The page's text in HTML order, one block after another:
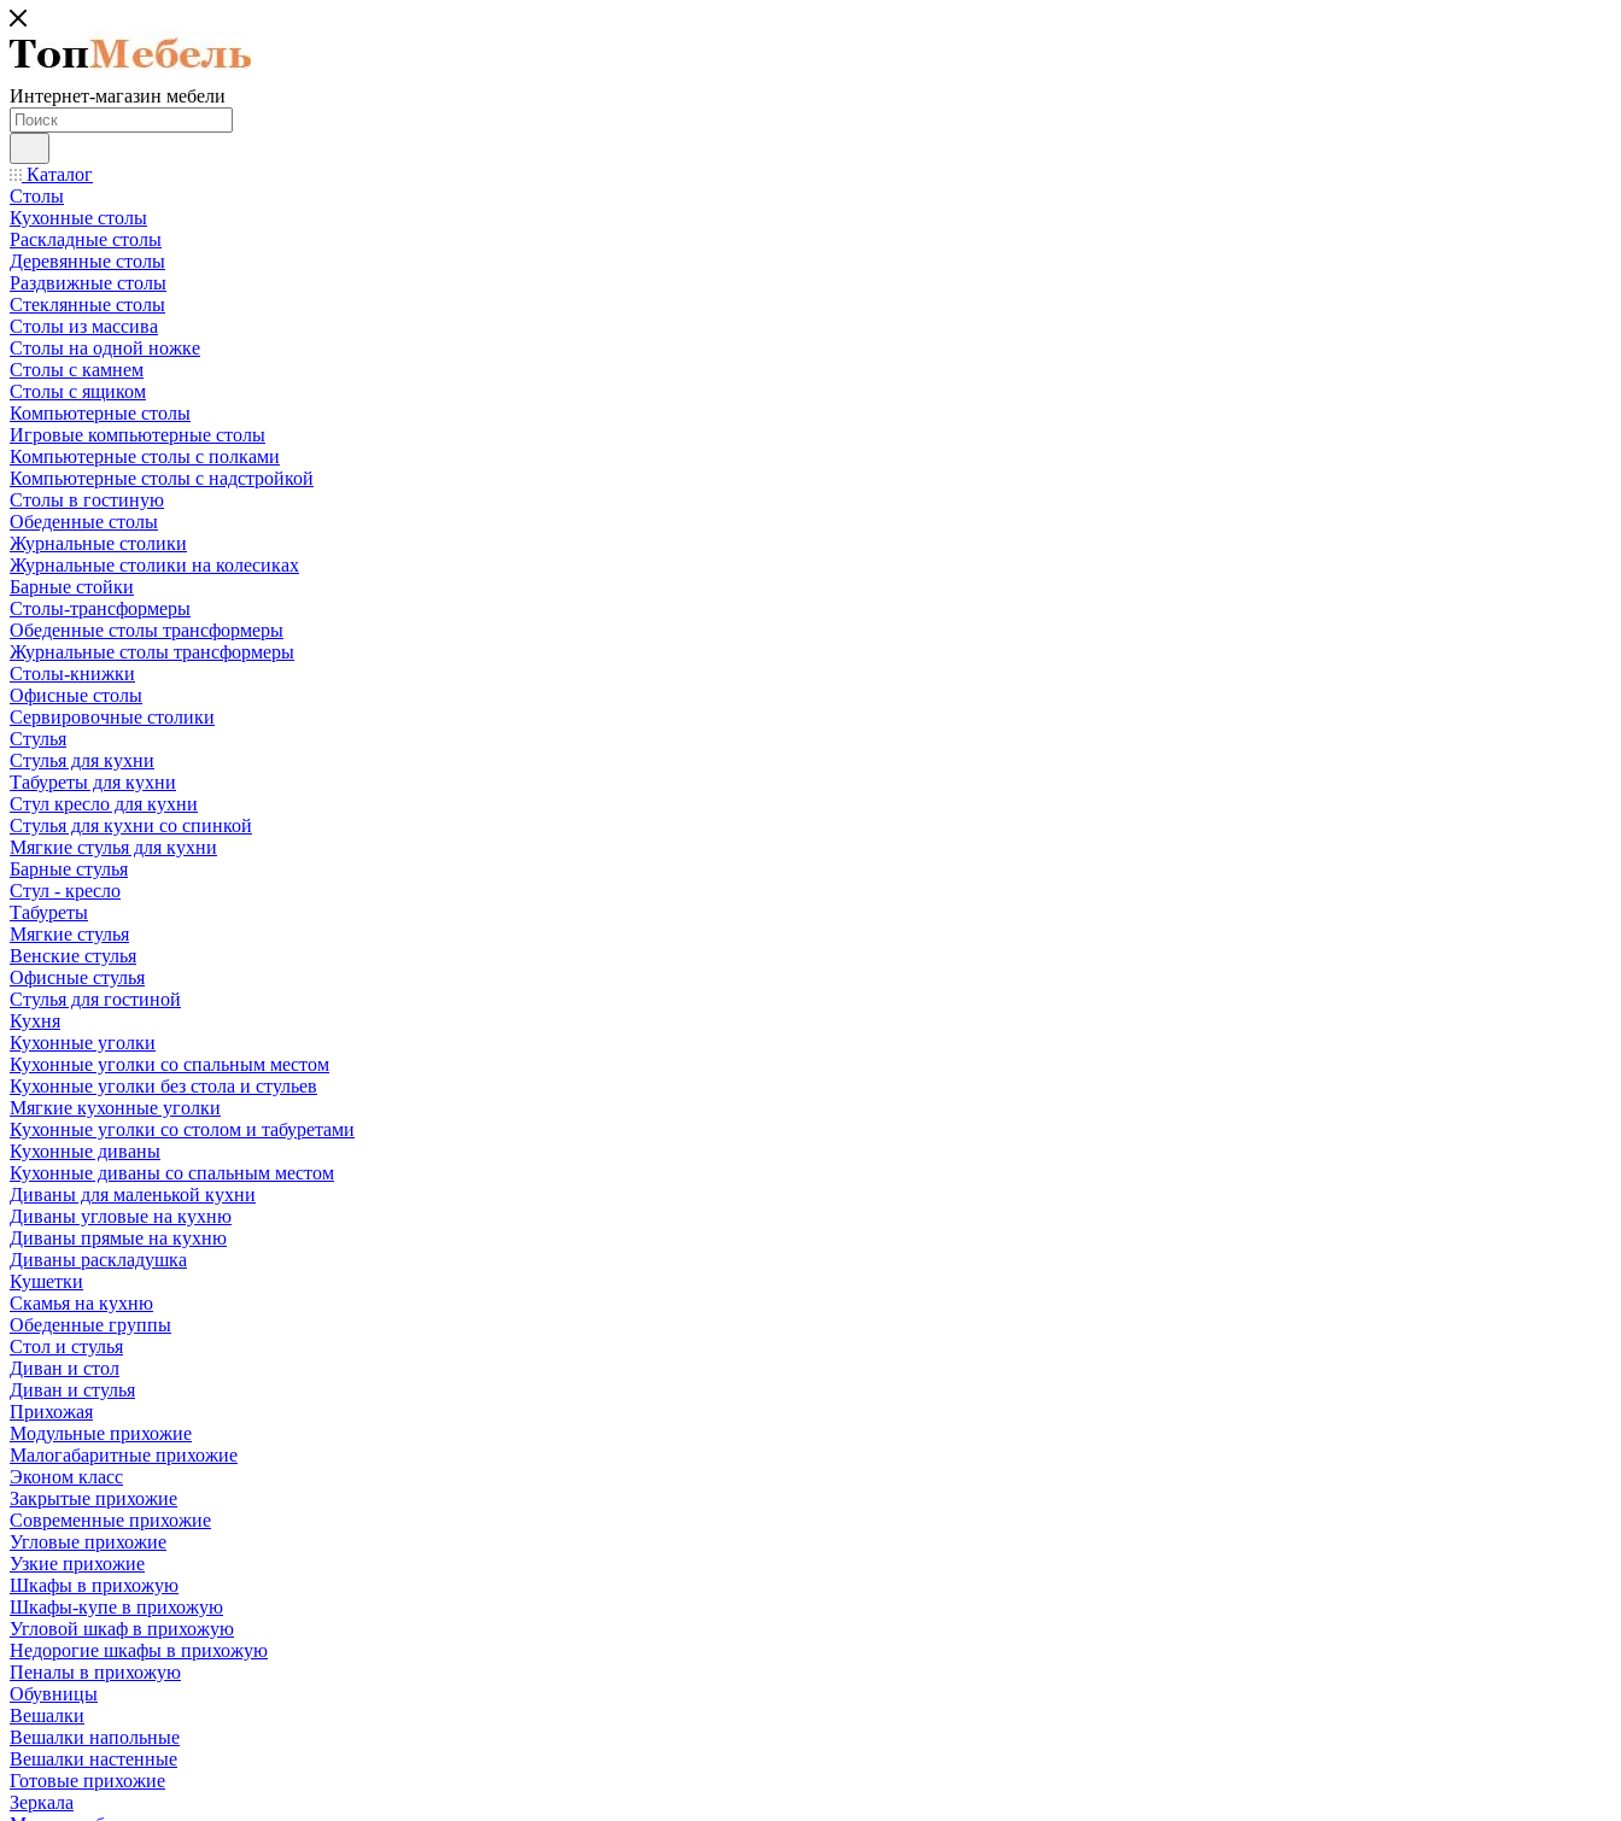
Интернет-магазин мебели
Каталог
Столы
Кухонные столы
Раскладные столы
Деревянные столы
Раздвижные столы
Стеклянные столы
Столы из массива
Столы на одной ножке
Столы с камнем
Столы с ящиком
Компьютерные столы
Игровые компьютерные столы
Компьютерные столы с полками
Компьютерные столы с надстройкой
Столы в гостиную
Обеденные столы
Журнальные столики
Журнальные столики на колесиках
Барные стойки
Столы-трансформеры
Обеденные столы трансформеры
Журнальные столы трансформеры
Столы-книжки
Офисные столы
Сервировочные столики
Стулья
Стулья для кухни
Табуреты для кухни
Стул кресло для кухни
Стулья для кухни со спинкой
Мягкие стулья для кухни
Барные стулья
Стул - кресло
Табуреты
Мягкие стулья
Венские стулья
Офисные стулья
Стулья для гостиной
Кухня
Кухонные уголки
Кухонные уголки со спальным местом
Кухонные уголки без стола и стульев
Мягкие кухонные уголки
Кухонные уголки со столом и табуретами
Кухонные диваны
Кухонные диваны со спальным местом
Диваны для маленькой кухни
Диваны угловые на кухню
Диваны прямые на кухню
Диваны раскладушка
Кушетки
Скамья на кухню
Обеденные группы
Стол и стулья
Диван и стол
Диван и стулья
Прихожая
Модульные прихожие
Малогабаритные прихожие
Эконом класс
Закрытые прихожие
Современные прихожие
Угловые прихожие
Узкие прихожие
Шкафы в прихожую
Шкафы-купе в прихожую
Угловой шкаф в прихожую
Недорогие шкафы в прихожую
Пеналы в прихожую
Обувницы
Вешалки
Вешалки напольные
Вешалки настенные
Готовые прихожие
Зеркала